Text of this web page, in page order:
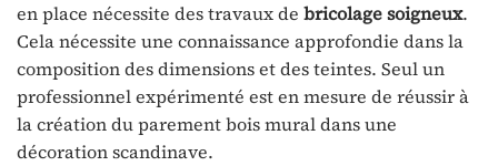
en place nécessite des travaux de bricolage soigneux.
Cela nécessite une connaissance approfondie dans la
composition des dimensions et des teintes. Seul un
professionnel expérimenté est en mesure de réussir à
la création du parement bois mural dans une
décoration scandinave.